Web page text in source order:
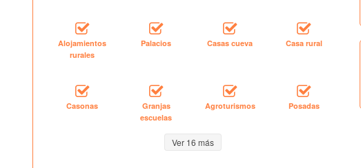
Alojamientos
rurales
Palacios Casas cueva Casa rural
Casonas
Granjas
escuelas
Agroturismos Posadas
Ver 16 más